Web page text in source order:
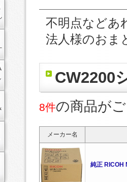
不明点などあ
法人様のおま
CW2200
8件の商品が
メーカー名
純正 RICOH